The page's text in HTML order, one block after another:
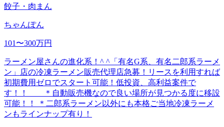
餃子・肉まん
ちゃんぽん
101〜300万円
ラーメン屋さんの進化系！^ ^「有名G系、有名二郎系ラーメ
ン」店の冷凍ラーメン販売代理店急募！リースを利用すれば
初期費用ゼロでスタート可能！低投資、高利益案件で
す！！ ＊自動販売機なので良い場所が見つかる度に移設
可能！！ ＊二郎系ラーメン以外にも本格ご当地冷凍ラーメ
ンもラインナップ有り！